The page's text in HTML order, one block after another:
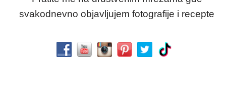
svakodnevno objavljujem fotografije i recepte